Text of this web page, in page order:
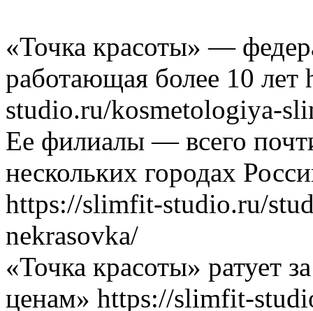
«Точка красоты» —
работающая более 10
studio.ru/kosmetologiya-
Ее филиалы — всего
нескольких городах
https://slimfit-studio.ru/
nekrasovka/
«Точка красоты» ратует
ценам» https://slimfit-